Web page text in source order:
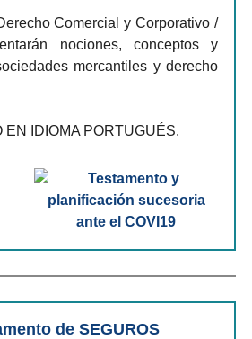
Comercial y Corporativo /
nociones, conceptos y
mercantiles y derecho
EN IDIOMA PORTUGUÉS.
de SEGUROS